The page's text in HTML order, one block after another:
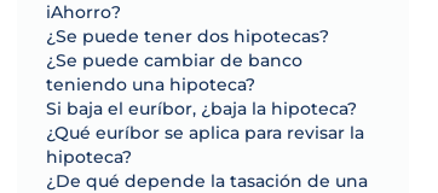
iAhorro?
¿Se puede tener dos hipotecas?
¿Se puede cambiar de banco
teniendo una hipoteca?
Si baja el euríbor, ¿baja la hipoteca?
¿Qué euríbor se aplica para revisar la
hipoteca?
¿De qué depende la tasación de una